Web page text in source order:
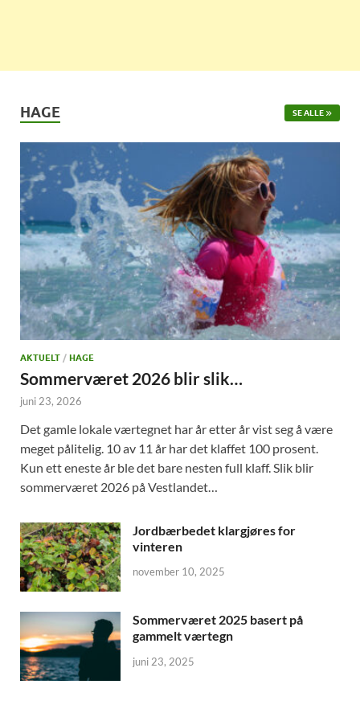
HAGE SE ALLE
AKTUELT / HAGE
Sommerværet 2026 blir slik…
juni 23, 2026
Det gamle lokale værtegnet har år etter år vist seg å være
meget pålitelig. 10 av 11 år har det klaffet 100 prosent.
Kun ett eneste år ble det bare nesten full klaff. Slik blir
sommerværet 2026 på Vestlandet…
Jordbærbedet klargjøres for
vinteren
november 10, 2025
Sommerværet 2025 basert på
gammelt værtegn
juni 23, 2025